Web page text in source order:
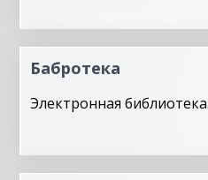
Бабротека
Электронная библиотека.